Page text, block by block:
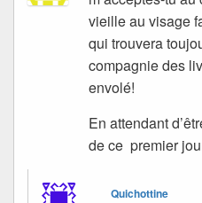
vieille au visage
qui trouvera
compagnie des
envolé!
En attendant
de ce premier
Quichottine